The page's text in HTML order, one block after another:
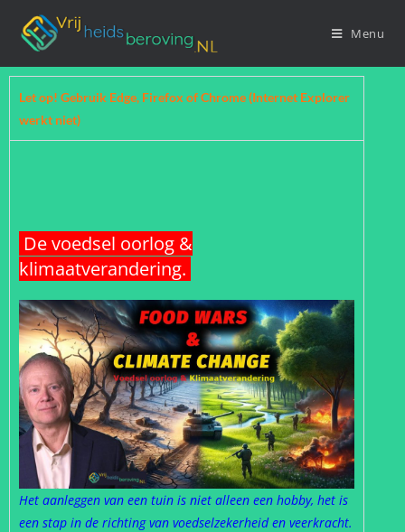
Menu
Let op! Gebruik Edge, Firefox of Chrome (Internet Explorer
werkt niet)
De voedsel oorlog &
klimaatverandering.
Het aanleggen van een tuin is niet alleen een hobby, het is
een stap in de richting van voedselzekerheid en veerkracht.